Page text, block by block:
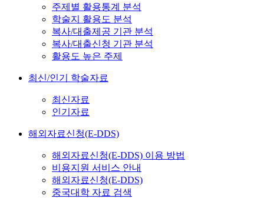
주제별 활용통계 분석
학술지 활용도 분석
복사/대출제공 기관 분석
복사/대출신청 기관 분석
활용도 높은 주제
최신/인기 학술자료
최신자료
인기자료
해외자료신청(E-DDS)
해외자료신청(E-DDS) 이용 방법
비용지원 서비스 안내
해외자료신청(E-DDS)
중국대학 자료 검색